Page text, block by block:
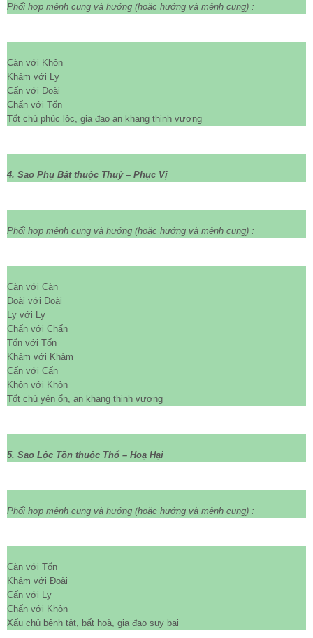
Phối hợp mệnh cung và hướng (hoặc hướng và mệnh cung) :
Càn với Khôn
Khảm với Ly
Cấn với Đoài
Chấn với Tốn
Tốt chủ phúc lộc, gia đạo an khang thịnh vượng
4. Sao Phụ Bật thuộc Thuỷ – Phục Vị
Phối hợp mệnh cung và hướng (hoặc hướng và mệnh cung) :
Càn với Càn
Đoài với Đoài
Ly với Ly
Chấn với Chấn
Tốn với Tốn
Khảm với Khảm
Cấn với Cấn
Khôn với Khôn
Tốt chủ yên ổn, an khang thịnh vượng
5. Sao Lộc Tồn thuộc Thổ – Hoạ Hại
Phối hợp mệnh cung và hướng (hoặc hướng và mệnh cung) :
Càn với Tốn
Khảm với Đoài
Cấn với Ly
Chấn với Khôn
Xấu chủ bệnh tật, bất hoà, gia đạo suy bại